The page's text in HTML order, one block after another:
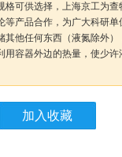
格可供选择，上海京工为
等产品合作，为广大科研单
其他任何东西（液氮除外
用容器外边的热量，使少许
加入收藏